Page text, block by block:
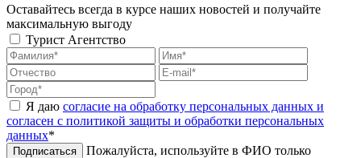
Оставайтесь всегда в курсе наших новостей и получайте
максимальную выгоду
Турист Агентство
Я даю согласие на обработку персональных данных и
согласен с политикой защиты и обработки персональных
данных*
Подписаться
Пожалуйста, используйте в ФИО только